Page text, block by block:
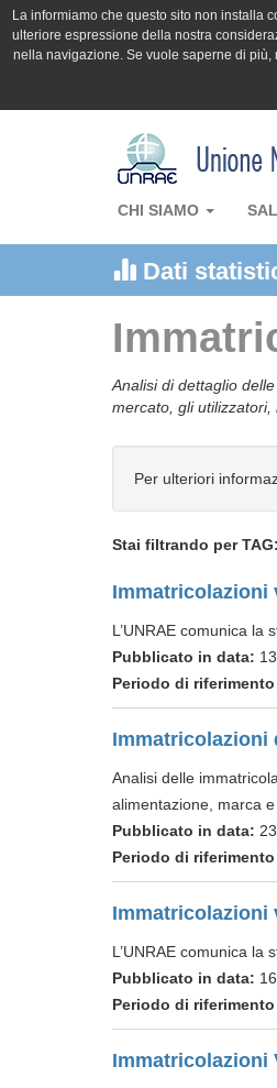
La informiamo che questo sito non installa
ulteriore espressione della nostra
nella navigazione. Se vuole saperne di
CHI SIAMO
Dati
Analisi di dettaglio
mercato, gli
Per ulteriori
Stai filtrando per TAG:
Immatricolazioni
L’UNRAE comunica
Pubblicato in data:
Periodo di
Immatricolazioni
Analisi delle
alimentazione, marca e
Pubblicato in data:
Periodo di
Immatricolazioni
L’UNRAE comunica
Pubblicato in data:
Periodo di
Immatricolazioni